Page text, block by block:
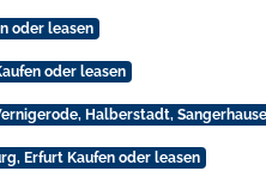
oder leasen
oder leasen
Halberstadt,
Erfurt Kaufen oder leasen